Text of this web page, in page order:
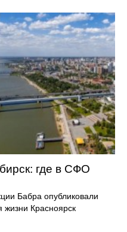
где в СФО
Бабра опубликовали
жизни Красноярск